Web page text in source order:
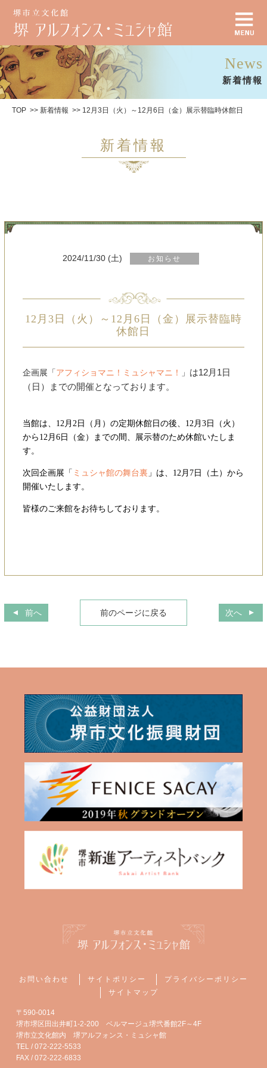
News
新着情報
TOP 新着情報 12月3日（火）～12月6日（金）展示替臨時休館日
新着情報
2024/11/30 (土) お知らせ
12月3日（火）～12月6日（金）展示替臨時
休館日
企画展「アフィショマニ！ミュシャマニ！ 」 は12月1日
（日）までの開催となっております。
当館は、12月2日（月）の定期休館日の後、12月3日（火）
から12月6日（金）までの間、 展示替のため休館いたしま
す。
次回企画展「 ミュシャ館の舞台裏 」は、12月7日（土）から
開催いたします。
皆様のご来館をお待ちしております。
前へ 前のページに戻る 次へ
お問い合わせ サイトポリシー
プライバシーポリシー
サイトマップ
〒590-0014
堺市堺区田出井町1-2-200 ベルマージュ堺弐番館2F～4F
堺市立文化館内 堺アルフォンス・ミュシャ館
TEL / 072-222-5533
FAX / 072-222-6833